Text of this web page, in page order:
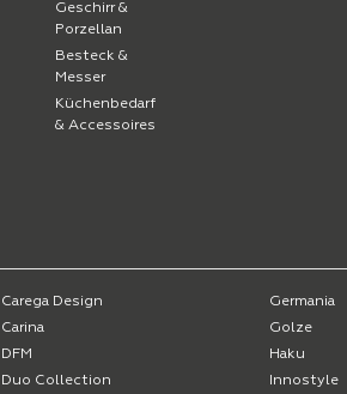
Geschirr &
Porzellan
Besteck &
Messer
Küchenbedarf
& Accessoires
Carega Design
Carina
DFM
Duo Collection
Germania
Golze
Haku
Innostyle